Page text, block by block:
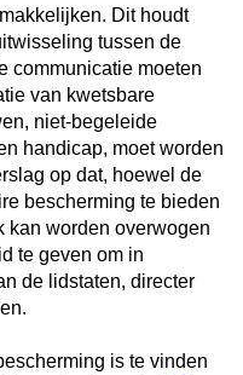
Dit houdt
tussen de
communicatie moeten
van kwetsbare
niet-begeleide
handicap, moet worden
op dat, hoewel de
bescherming te bieden
kan worden overwogen
te geven om in
de lidstaten, directer
is te vinden